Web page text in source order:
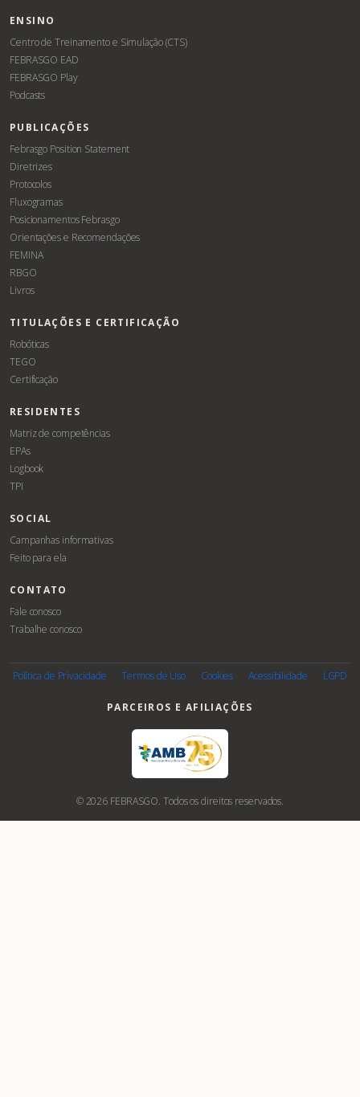
ENSINO
Centro de Treinamento e Simulação (CTS)
FEBRASGO EAD
FEBRASGO Play
Podcasts
PUBLICAÇÕES
Febrasgo Position Statement
Diretrizes
Protocolos
Fluxogramas
Posicionamentos Febrasgo
Orientações e Recomendações
FEMINA
RBGO
Livros
TITULAÇÕES E CERTIFICAÇÃO
Robóticas
TEGO
Certificação
RESIDENTES
Matriz de competências
EPAs
Logbook
TPI
SOCIAL
Campanhas informativas
Feito para ela
CONTATO
Fale conosco
Trabalhe conosco
Política de Privacidade Termos de Uso Cookies Acessibilidade LGPD
PARCEIROS E AFILIAÇÕES
© 2026 FEBRASGO. Todos os direitos reservados.